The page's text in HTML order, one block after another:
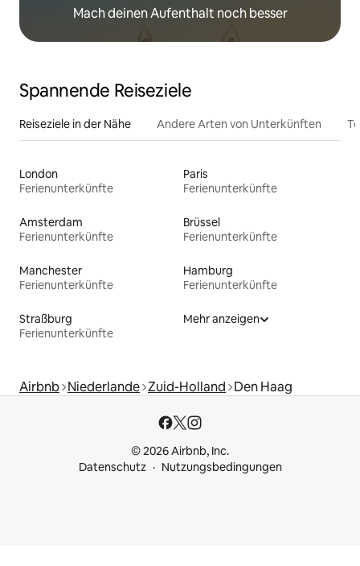
Mach deinen Aufenthalt noch besser
Spannende Reiseziele
Reiseziele in der Nähe Andere Arten von Unterkünften
London
Ferienunterkünfte
Paris
Ferienunterkünfte
Amsterdam
Ferienunterkünfte
Brüssel
Ferienunterkünfte
Manchester
Ferienunterkünfte
Hamburg
Ferienunterkünfte
Straßburg
Ferienunterkünfte
Mehr anzeigen
Airbnb Niederlande Zuid-Holland Den Haag
© 2026 Airbnb, Inc.
Datenschutz
Nutzungsbedingungen